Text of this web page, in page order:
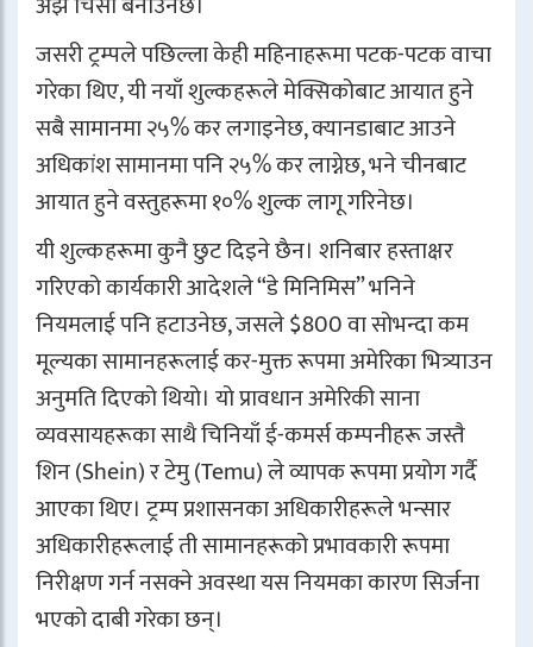
जसरी ट्रम्पले पछिल्ला केही महिनाहरूमा पटक-पटक वाचा
गरेका थिए, यी नयाँ शुल्कहरूले मेक्सिकोबाट आयात हुने
सबै सामानमा २५% कर लगाइनेछ, क्यानडाबाट आउने
अधिकांश सामानमा पनि २५% कर लाग्नेछ, भने चीनबाट
आयात हुने वस्तुहरूमा १०% शुल्क लागू गरिनेछ।
यी शुल्कहरूमा कुनै छुट दिइने छैन। शनिबार हस्ताक्षर
गरिएको कार्यकारी आदेशले “डे मिनिमिस” भनिने
नियमलाई पनि हटाउनेछ, जसले $800 वा सोभन्दा कम
मूल्यका सामानहरूलाई कर-मुक्त रूपमा अमेरिका भित्र्याउन
अनुमति दिएको थियो। यो प्रावधान अमेरिकी साना
व्यवसायहरूका साथै चिनियाँ ई-कमर्स कम्पनीहरू जस्तै
शिन (Shein) र टेमु (Temu) ले व्यापक रूपमा प्रयोग गर्दै
आएका थिए। ट्रम्प प्रशासनका अधिकारीहरूले भन्सार
अधिकारीहरूलाई ती सामानहरूको प्रभावकारी रूपमा
निरीक्षण गर्न नसक्ने अवस्था यस नियमका कारण सिर्जना
भएको दाबी गरेका छन्।